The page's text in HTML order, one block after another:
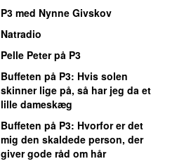
P3 med Nynne Givskov
Natradio
Pelle Peter på P3
Buffeten på P3: Hvis solen
skinner lige på, så har jeg da et
lille dameskæg
Buffeten på P3: Hvorfor er det
mig den skaldede person, der
giver gode råd om hår